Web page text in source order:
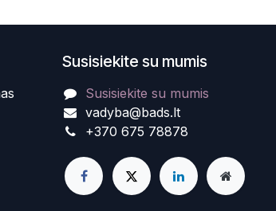
Susisiekite su mumis
Susisiekite su mumis
vadyba@bads.lt
+370 675 78878